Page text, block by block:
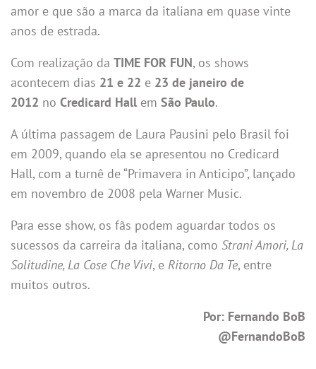
amor e que são a marca da italiana em quase vinte
anos de estrada.
Com realização da TIME FOR FUN, os shows
acontecem dias 21 e 22 e 23 de janeiro de
2012 no Credicard Hall em São Paulo.
A última passagem de Laura Pausini pelo Brasil foi
em 2009, quando ela se apresentou no Credicard
Hall, com a turnê de “Primavera in Anticipo”, lançado
em novembro de 2008 pela Warner Music.
Para esse show, os fãs podem aguardar todos os
sucessos da carreira da italiana, como Strani Amori, La
Solitudine, La Cose Che Vivi, e Ritorno Da Te, entre
muitos outros.
Por: Fernando BoB
@FernandoBoB